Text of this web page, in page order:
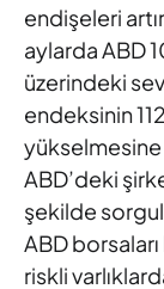
endişeleri
aylarda ABD
üzerindeki
endeksinin
ABD’deki
şekilde
ABD
riskli